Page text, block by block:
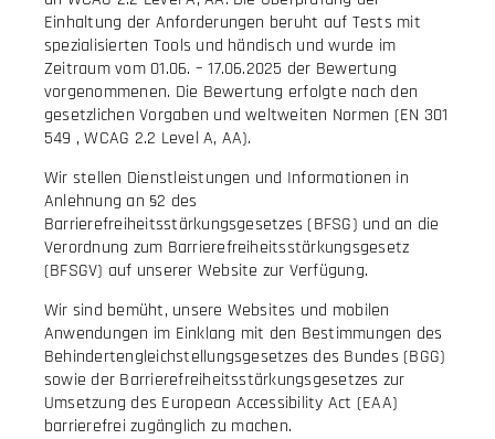
Einhaltung der Anforderungen beruht auf Tests mit
spezialisierten Tools und händisch und wurde im
Zeitraum vom 01.06. – 17.06.2025 der Bewertung
vorgenommenen. Die Bewertung erfolgte nach den
gesetzlichen Vorgaben und weltweiten Normen (EN 301
549 , WCAG 2.2 Level A, AA).
Wir stellen Dienstleistungen und Informationen in
Anlehnung an §2 des
Barrierefreiheitsstärkungsgesetzes (BFSG) und an die
Verordnung zum Barrierefreiheitsstärkungsgesetz
(BFSGV) auf unserer Website zur Verfügung.
Wir sind bemüht, unsere Websites und mobilen
Anwendungen im Einklang mit den Bestimmungen des
Behindertengleichstellungsgesetzes des Bundes (BGG)
sowie der Barrierefreiheitsstärkungsgesetzes zur
Umsetzung des European Accessibility Act (EAA)
barrierefrei zugänglich zu machen.